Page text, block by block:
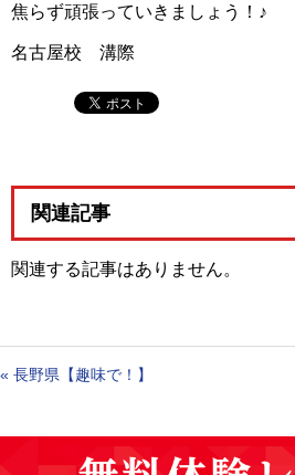
焦らず頑張っていきましょう！♪
名古屋校 溝際
関連記事
関連する記事はありません。
« 長野県【趣味で！】